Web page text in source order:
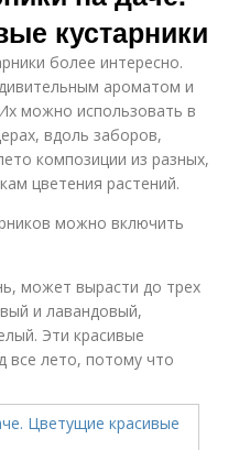
кустарники
более интересно.
ароматом и
можно использовать в
вдоль заборов,
композиции из разных,
цветения растений.
можно включить
может вырасти до трех
и лавандовый,
Эти красивые
все лето, потому что